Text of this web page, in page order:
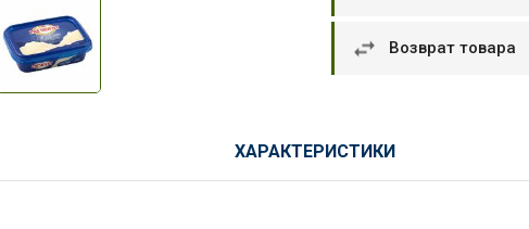
привезли раньше назначенного
времени. Курьер Анвар, спасибо ему!
максимально быстро. Покупал мясо
Возврат товара
ХАРАКТЕРИСТИКИ